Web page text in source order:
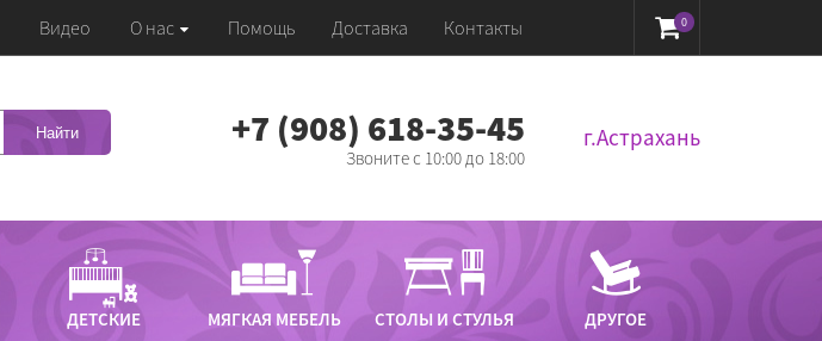
Видео О нас Помощь Доставка Контакты 0
Найти ‭+7 (908) 618-35-45‬
Звоните с 10:00 до 18:00
г.Астрахань
ДЕТСКИЕ МЯГКАЯ МЕБЕЛЬ СТОЛЫ И СТУЛЬЯ ДРУГОЕ